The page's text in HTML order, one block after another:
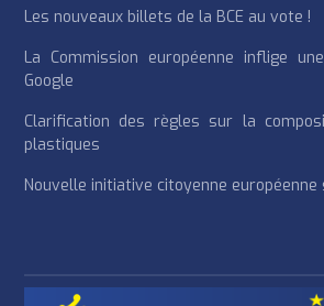
Les nouveaux billets de la BCE au vote !
La Commission européenne inflige
Google
Clarification des règles sur la
plastiques
Nouvelle initiative citoyenne